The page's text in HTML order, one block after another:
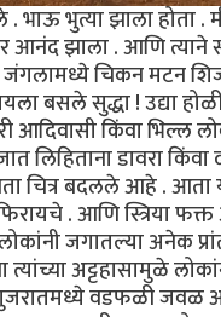
भुत्या झाला होता .
झाला . आणि त्याने
चिकन मटन
बसले सुद्धा ! उद्या
आदिवासी किंवा भिल्ल
डावरा
चित्र बदलले आहे . आता
. आणि स्त्रिया
जगातल्या अनेक
त्यांच्या अट्टहासामुळे
वडफळी जवळ